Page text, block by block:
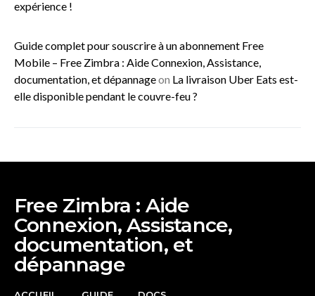
expérience !
Guide complet pour souscrire à un abonnement Free
Mobile – Free Zimbra : Aide Connexion, Assistance,
documentation, et dépannageon La livraison Uber Eats est-
elle disponible pendant le couvre-feu ?
Free Zimbra : Aide
Connexion, Assistance,
documentation, et
dépannage